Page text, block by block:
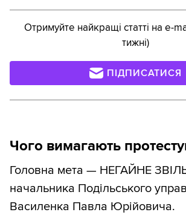
Отримуйте найкращі статті на e-
тижні)
ПІДПИСАТИСЯ
Чого вимагають
Головна мета — НЕГАЙНЕ
начальника Подільського
Василенка Павла Юрійовича.